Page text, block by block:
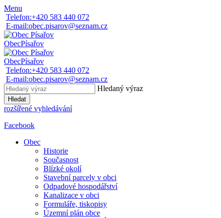
Menu
Telefon:+420 583 440 072
E-mail:obec.pisarov@seznam.cz
ObecPísařov
ObecPísařov
Telefon:+420 583 440 072
E-mail:obec.pisarov@seznam.cz
Hledaný výraz
Hledat
rozšířené vyhledávání
Facebook
Obec
Historie
Současnost
Blízké okolí
Stavební parcely v obci
Odpadové hospodářství
Kanalizace v obci
Formuláře, tiskopisy
Územní plán obce